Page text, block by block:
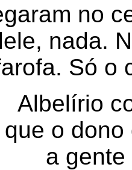
no
nada.
Só o
Albelírio
o dono
a